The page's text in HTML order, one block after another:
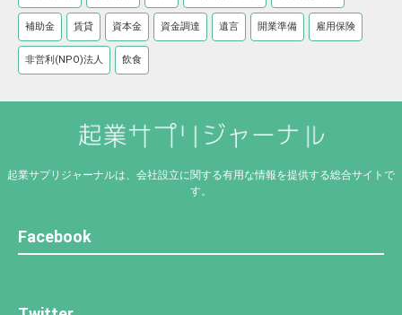
補助金 賃貸 資本金 資金調達 遺言 開業準備 雇用保険
非営利(NPO)法人 飲食
起業サプリジャーナルは、会社設立に関する有用な情報を提供する総合サイトで
す。
Facebook